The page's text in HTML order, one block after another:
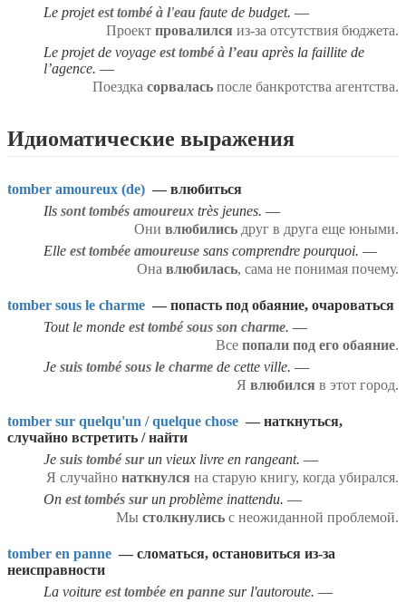
Le projetest tombé à l'eau faute de budget.
Проект провалился из-за отсутствия бюджета.
Le projet de voyage est tombé à l’eau après la faillite de
l’agence.
Поездка сорвалась после банкротства агентства.
Идиоматические выражения
tomber amoureux (de) — влюбиться
Ils sont tombés amoureux très jeunes.
Они влюбились друг в друга еще юными.
Elle est tombée amoureuse sans comprendre pourquoi.
Она влюбилась, сама не понимая почему.
tomber sous le charme — попасть под обаяние, очароваться
Tout le monde est tombé sous son charme.
Все попали под его обаяние.
Je suis tombé sous le charme de cette ville.
Я влюбился в этот город.
tomber sur quelqu'un / quelque chose — наткнуться,
случайно встретить / найти
Je suis tombé surun vieux livre en rangeant.
Я случайно наткнулся на старую книгу, когда убирался.
On est tombés surun problème inattendu.
Мы столкнулись с неожиданной проблемой.
tomber en panne — сломаться, остановиться из-за
неисправности
La voiture est tombée en panne sur l'autoroute.